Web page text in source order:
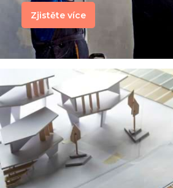
Zjistěte více